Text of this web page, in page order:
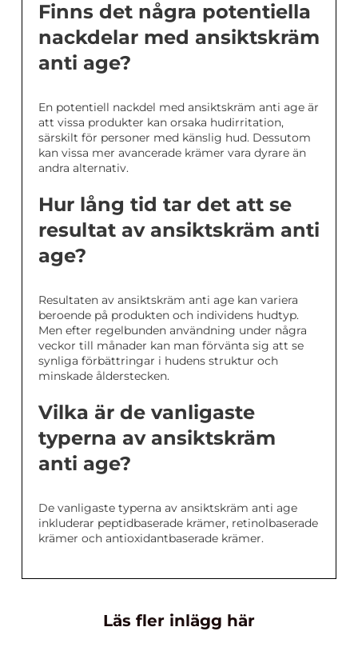
Finns det några potentiella
nackdelar med ansiktskräm
anti age?
En potentiell nackdel med ansiktskräm anti age är
att vissa produkter kan orsaka hudirritation,
särskilt för personer med känslig hud. Dessutom
kan vissa mer avancerade krämer vara dyrare än
andra alternativ.
Hur lång tid tar det att se
resultat av ansiktskräm anti
age?
Resultaten av ansiktskräm anti age kan variera
beroende på produkten och individens hudtyp.
Men efter regelbunden användning under några
veckor till månader kan man förvänta sig att se
synliga förbättringar i hudens struktur och
minskade ålderstecken.
Vilka är de vanligaste
typerna av ansiktskräm
anti age?
De vanligaste typerna av ansiktskräm anti age
inkluderar peptidbaserade krämer, retinolbaserade
krämer och antioxidantbaserade krämer.
Läs fler inlägg här